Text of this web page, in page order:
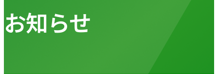
お知らせ